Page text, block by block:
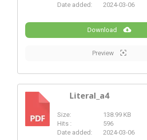
Date added:
2024-03-06
Download
Preview
PDF
Literal_a4
Size:
138.99 KB
Hits :
596
Date added:
2024-03-06